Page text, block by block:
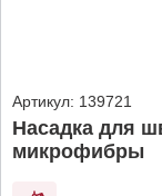
Артикул: 139721
Насадка для
микрофибры